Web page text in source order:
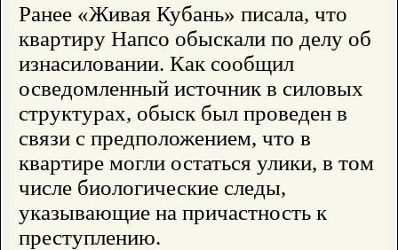
Ранее «Живая Кубань» писала, что
квартиру Напсо обыскали по делу об
изнасиловании. Как сообщил
осведомленный источник в силовых
структурах, обыск был проведен в
связи с предположением, что в
квартире могли остаться улики, в том
числе биологические следы,
указывающие на причастность к
преступлению.